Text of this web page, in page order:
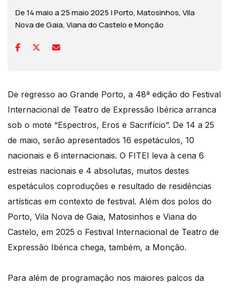
De 14 maio a 25 maio 2025 | Porto, Matosinhos, Vila
Nova de Gaia, Viana do Castelo e Monção
De regresso ao Grande Porto, a 48ª edição do Festival
Internacional de Teatro de Expressão Ibérica arranca
sob o mote “Espectros, Eros e Sacrifício”. De 14 a 25
de maio, serão apresentados 16 espetáculos, 10
nacionais e 6 internacionais. O FITEI leva à cena 6
estreias nacionais e 4 absolutas, muitos destes
espetáculos coproduções e resultado de residências
artísticas em contexto de festival. Além dos polos do
Porto, Vila Nova de Gaia, Matosinhos e Viana do
Castelo, em 2025 o Festival Internacional de Teatro de
Expressão Ibérica chega, também, a Monção.
Para além de programação nos maiores palcos da